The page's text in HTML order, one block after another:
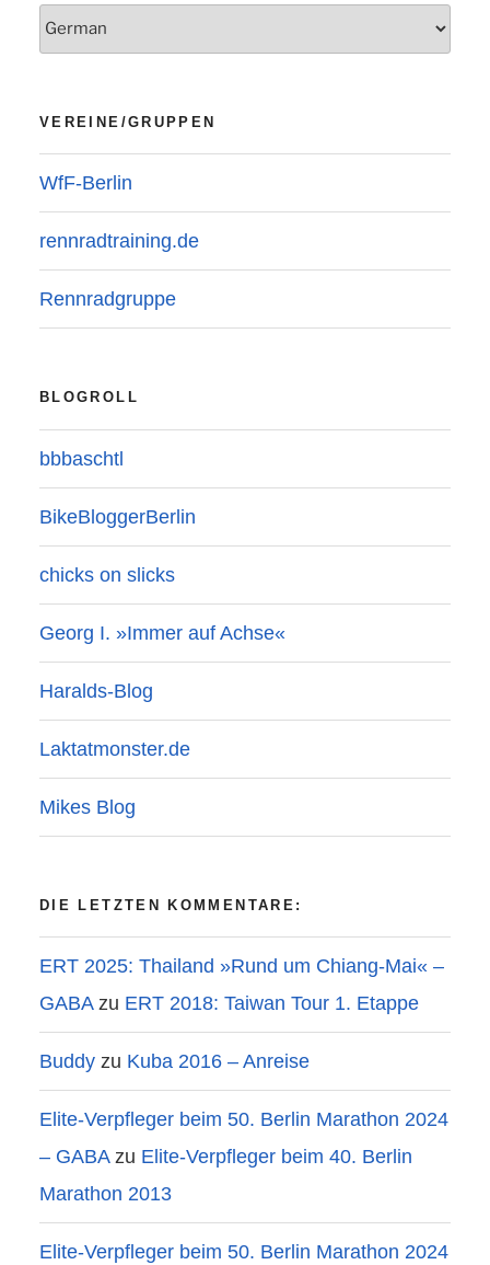
VEREINE/GRUPPEN
WfF-Berlin
rennradtraining.de
Rennradgruppe
BLOGROLL
bbbaschtl
BikeBloggerBerlin
chicks on slicks
Georg I. »Immer auf Achse«
Haralds-Blog
Laktatmonster.de
Mikes Blog
DIE LETZTEN KOMMENTARE:
ERT 2025: Thailand »Rund um Chiang-Mai« –
GABAzu ERT 2018: Taiwan Tour 1. Etappe
Buddy zu Kuba 2016 – Anreise
Elite-Verpfleger beim 50. Berlin Marathon 2024
– GABAzu Elite-Verpfleger beim 40. Berlin
Marathon 2013
Elite-Verpfleger beim 50. Berlin Marathon 2024